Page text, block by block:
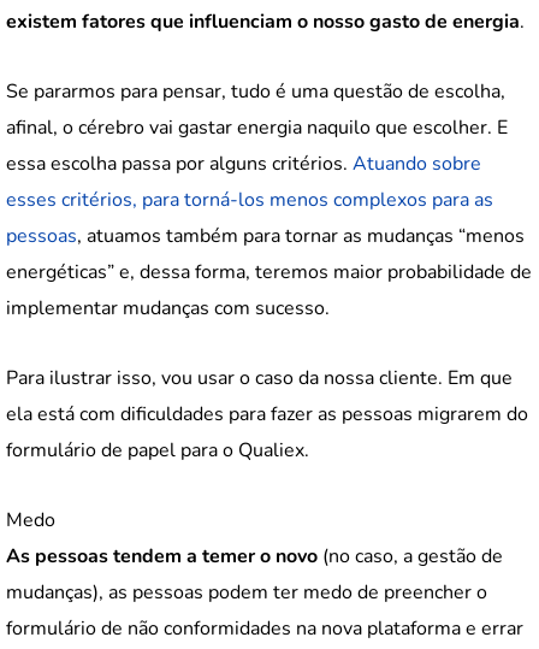
existem fatores que influenciam o nosso gasto de energia.
Se pararmos para pensar, tudo é uma questão de escolha,
afinal, o cérebro vai gastar energia naquilo que escolher. E
essa escolha passa por alguns critérios. Atuando sobre
esses critérios, para torná-los menos complexos para as
pessoas, atuamos também para tornar as mudanças “menos
energéticas” e, dessa forma, teremos maior probabilidade de
implementar mudanças com sucesso.
Para ilustrar isso, vou usar o caso da nossa cliente. Em que
ela está com dificuldades para fazer as pessoas migrarem do
formulário de papel para o Qualiex.
Medo
As pessoas tendem a temer o novo (no caso, a gestão de
mudanças), as pessoas podem ter medo de preencher o
formulário de não conformidades na nova plataforma e errar